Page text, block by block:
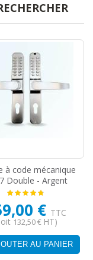
à code mécanique
Double - Argent
€ TTC
132,50 € HT)
AU PANIER